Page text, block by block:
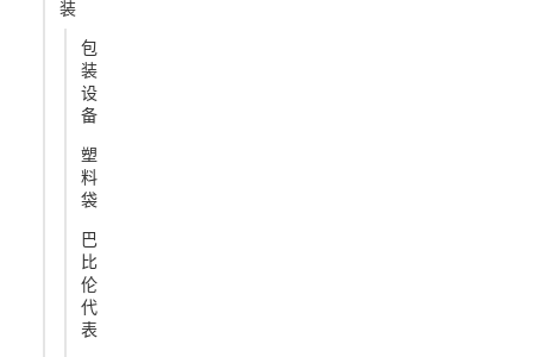
装
包
装
设
备
塑
料
袋
巴
比
伦
代
表